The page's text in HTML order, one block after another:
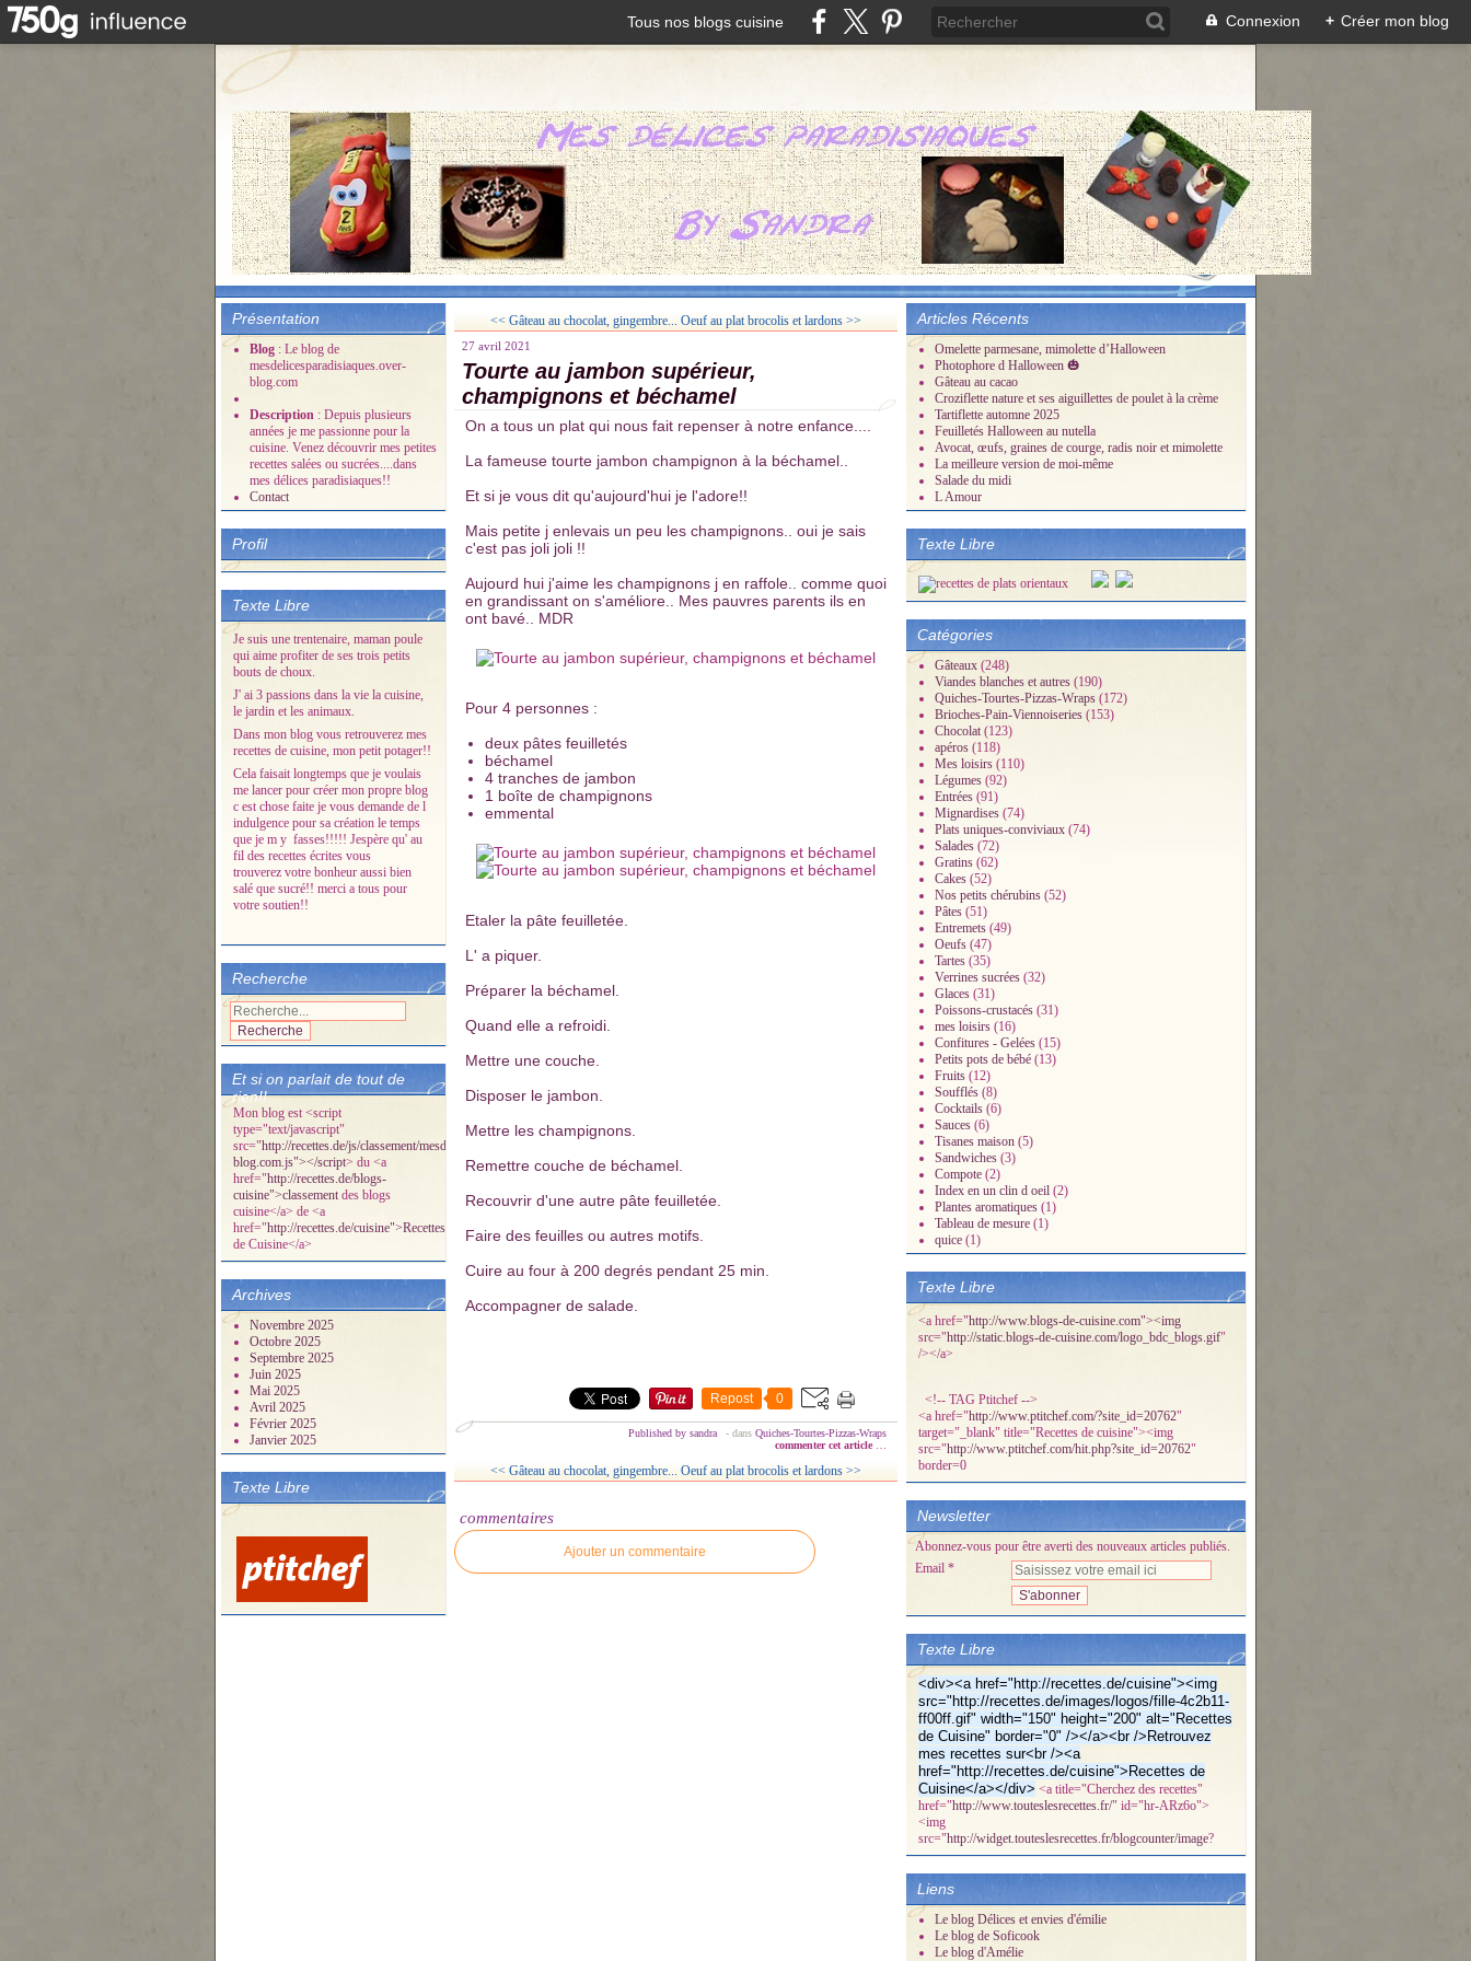
Tous nos blogs cuisine Connexion + Créer mon blog
Présentation
Blog : Le blog de
mesdelicesparadisiaques.over-
blog.com
Description : Depuis plusieurs
années je me passionne pour la
cuisine. Venez découvrir mes petites
recettes salées ou sucrées....dans
mes délices paradisiaques!!
Contact
Profil
Texte Libre
Je suis une trentenaire, maman poule
qui aime profiter de ses trois petits
bouts de choux.
J' ai 3 passions dans la vie la cuisine,
le jardin et les animaux.
Dans mon blog vous retrouverez mes
recettes de cuisine, mon petit potager!!
Cela faisait longtemps que je voulais
me lancer pour créer mon propre blog
c est chose faite je vous demande de l
indulgence pour sa création le temps
que je m y fasses!!!!! Jespère qu' au
fil des recettes écrites vous
trouverez votre bonheur aussi bien
salé que sucré!! merci a tous pour
votre soutien!!
Recherche
Et si on parlait de tout de
rien!!
Mon blog est <script
type="text/javascript"
src="http://recettes.de/js/classement/mesdelicesparadisiaques.over-
blog.com.js"></script> du <a
href="http://recettes.de/blogs-
cuisine">classement des blogs
cuisine</a> de <a
href="http://recettes.de/cuisine">Recettes
de Cuisine</a>
Archives
Novembre 2025
Octobre 2025
Septembre 2025
Juin 2025
Mai 2025
Avril 2025
Février 2025
Janvier 2025
Texte Libre
<< Gâteau au chocolat, gingembre... Oeuf au plat brocolis et lardons >>
27 avril 2021
Tourte au jambon supérieur,
champignons et béchamel
On a tous un plat qui nous fait repenser à notre enfance....
La fameuse tourte jambon champignon à la béchamel..
Et si je vous dit qu'aujourd'hui je l'adore!!
Mais petite j enlevais un peu les champignons.. oui je sais
c'est pas joli joli !!
Aujourd hui j'aime les champignons j en raffole.. comme quoi
en grandissant on s'améliore.. Mes pauvres parents ils en
ont bavé.. MDR
Pour 4 personnes :
deux pâtes feuilletés
béchamel
4 tranches de jambon
1 boîte de champignons
emmental
Etaler la pâte feuilletée.
L' a piquer.
Préparer la béchamel.
Quand elle a refroidi.
Mettre une couche.
Disposer le jambon.
Mettre les champignons.
Remettre couche de béchamel.
Recouvrir d'une autre pâte feuilletée.
Faire des feuilles ou autres motifs.
Cuire au four à 200 degrés pendant 25 min.
Accompagner de salade.
Repost 0
Published by sandra - dans Quiches-Tourtes-Pizzas-Wraps
commenter cet article
<< Gâteau au chocolat, gingembre... Oeuf au plat brocolis et lardons >>
commentaires
Ajouter un commentaire
Articles Récents
Omelette parmesane, mimolette d’Halloween
Photophore d Halloween 🎃
Gâteau au cacao
Croziflette nature et ses aiguillettes de poulet à la crème
Tartiflette automne 2025
Feuilletés Halloween au nutella
Avocat, œufs, graines de courge, radis noir et mimolette
La meilleure version de moi-même
Salade du midi
L Amour
Texte Libre
Catégories
Gâteaux (248)
Viandes blanches et autres (190)
Quiches-Tourtes-Pizzas-Wraps (172)
Brioches-Pain-Viennoiseries (153)
Chocolat (123)
apéros (118)
Mes loisirs (110)
Légumes (92)
Entrées (91)
Mignardises (74)
Plats uniques-conviviaux (74)
Salades (72)
Gratins (62)
Cakes (52)
Nos petits chérubins (52)
Pâtes (51)
Entremets (49)
Oeufs (47)
Tartes (35)
Verrines sucrées (32)
Glaces (31)
Poissons-crustacés (31)
mes loisirs (16)
Confitures - Gelées (15)
Petits pots de bébé (13)
Fruits (12)
Soufflés (8)
Cocktails (6)
Sauces (6)
Tisanes maison (5)
Sandwiches (3)
Compote (2)
Index en un clin d oeil (2)
Plantes aromatiques (1)
Tableau de mesure (1)
quice (1)
Texte Libre
<a href="http://www.blogs-de-cuisine.com"><img
src="http://static.blogs-de-cuisine.com/logo_bdc_blogs.gif"
/></a>
<!-- TAG Ptitchef -->
<a href="http://www.ptitchef.com/?site_id=20762"
target="_blank" title="Recettes de cuisine"><img
src="http://www.ptitchef.com/hit.php?site_id=20762"
border=0
Newsletter
Abonnez-vous pour être averti des nouveaux articles publiés.
Email
Texte Libre
<div><a href="http://recettes.de/cuisine"><img
src="http://recettes.de/images/logos/fille-4c2b11-
ff00ff.gif" width="150" height="200" alt="Recettes
de Cuisine" border="0" /></a><br />Retrouvez
mes recettes sur<br /><a
href="http://recettes.de/cuisine">Recettes de
Cuisine</a></div> <a title="Cherchez des recettes"
href="http://www.touteslesrecettes.fr/" id="hr-ARz6o">
<img
src="http://widget.touteslesrecettes.fr/blogcounter/image?
Liens
Le blog Délices et envies d'émilie
Le blog de Soficook
Le blog d'Amélie